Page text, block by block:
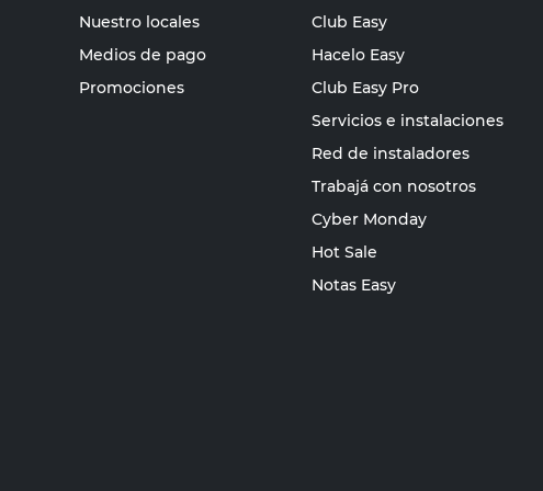
Nuestro locales
Medios de pago
Promociones
Club Easy
Hacelo Easy
Club Easy Pro
Servicios e instalaciones
Red de instaladores
Trabajá con nosotros
Cyber Monday
Hot Sale
Notas Easy